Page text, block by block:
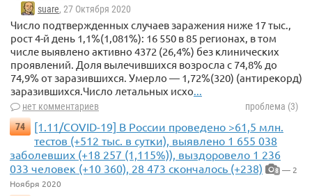
suare, 27 Октября 2020
Число подтвержденных случаев заражения ниже 17 тыс.,
рост 4-й день 1,1%(1,081%): 16 550 в 85 регионах, в том
числе выявлено активно 4372 (26,4%) без клинических
проявлений. Доля вылечившихся возросла с 74,8% до
74,9% от заразившихся. Умерло — 1,72%(320) (антирекорд)
заразившихся.Число летальных исхо...
нет комментариев
проблема (3)
74
[1.11/COVID-19] В России проведено >61,5 млн.
тестов (+512 тыс. в сутки), выявлено 1 655 038
заболевших (+18 257 (1,115%)), выздоровело 1 236
033 человек (+10 360), 28 473 скончалось (+238)
8 — 2
Ноября 2020